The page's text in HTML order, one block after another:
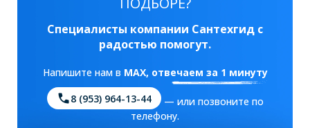
Специалисты компании Сантехгид с
радостью помогут.
Напишите нам в MAX, отвечаем за 1 минуту
8 (953) 964-13-44
— или позвоните по
телефону.